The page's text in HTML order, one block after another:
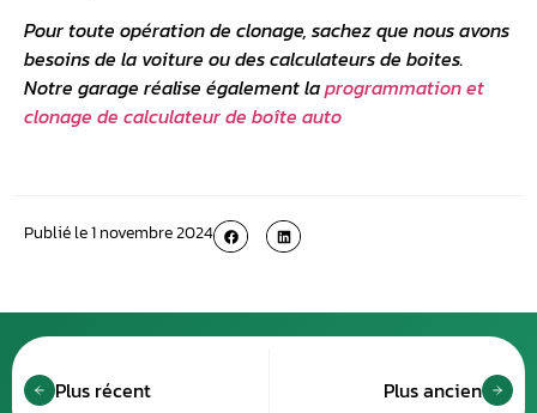
Pour toute opération de clonage, sachez que nous avons
besoins de la voiture ou des calculateurs de boites.
Notre garage réalise également laprogrammation et
clonage de calculateur de boîte auto
Publié le1 novembre 2024
Plus récent Plus ancien